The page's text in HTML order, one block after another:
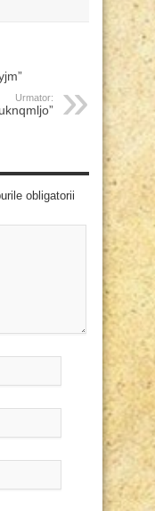
Urmator:
obligatorii